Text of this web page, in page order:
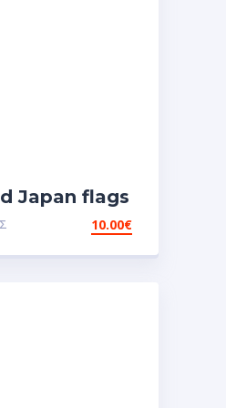
Japan flags
ετικέτες
10.00€